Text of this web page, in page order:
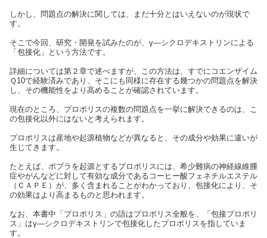
しかし、問題点の解決に関しては、まだ十分とはいえないのが現状で
す。
そこで今回、研究・開発を試みたのが、γ—シクロデキストリンによる
「包接化」という方法です。
詳細については第２章で述べますが、この方法は、すでにコエンザイム
Ｑ10で経験済みであり、そこにも同様に存在する幾つかの問題点を解決
し、その機能性をより高めることが確認されています。
現在のところ、プロポリスの複数の問題点を一挙に解決できるのは、こ
の包接化以外にはないと考えられます。
プロポリスは産地や起源植物などが異なると、その成分や効果に違いが
生じてきます。
たとえば、ポプラを起源とするプロポリスには、希少難病の神経線維腫
症やがんなどに対して有効な成分であるコーヒー酸フェネチルエステル
（ＣＡＰＥ）が、多く含まれることがわかっており、包接化により、そ
の効果はより高まるものと思われます。
なお、本書中「プロポリス」の語はプロポリス全般を、「包接プロポリ
ス」はγ—シクロデキストリンで包接化したプロポリスを指していま
す。